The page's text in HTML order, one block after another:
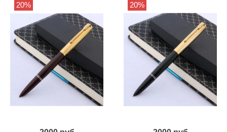
20% 20%